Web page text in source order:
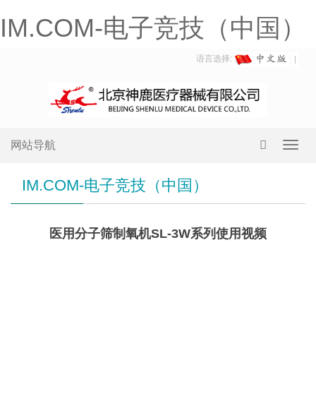
IM.COM-电子竞技（中国）
语言选择:
网站导航
IM.COM-电子竞技（中国）
医用分子筛制氧机SL-3W系列使用视频